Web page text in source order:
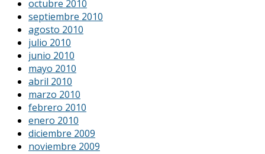
octubre 2010
septiembre 2010
agosto 2010
julio 2010
junio 2010
mayo 2010
abril 2010
marzo 2010
febrero 2010
enero 2010
diciembre 2009
noviembre 2009